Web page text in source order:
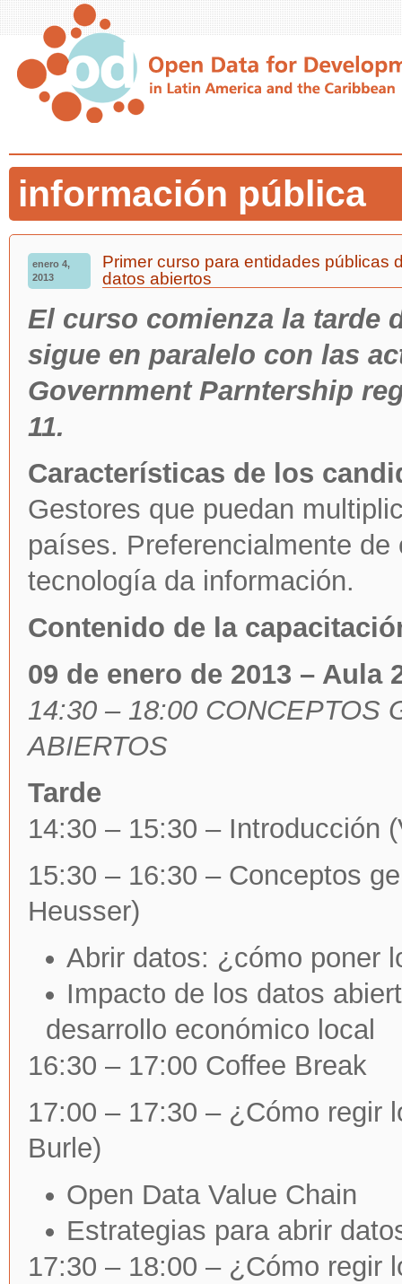
información pública
enero 4,
2013
Primer curso para entidades públicas
datos abiertos
El curso comienza la tarde
sigue en paralelo con las
Government Parntership
11.
Características de los
Gestores que puedan
países. Preferencialmente de
tecnología da información.
Contenido de la
09 de enero de 2013 – Aula
14:30 – 18:00 CONCEPTOS
ABIERTOS
Tarde
14:30 – 15:30 – Introducción
15:30 – 16:30 – Conceptos
Heusser)
Abrir datos: ¿cómo poner
Impacto de los datos
desarrollo económico local
16:30 – 17:00 Coffee Break
17:00 – 17:30 – ¿Cómo regir
Burle)
Open Data Value Chain
Estrategias para abrir
17:30 – 18:00 – ¿Cómo regir